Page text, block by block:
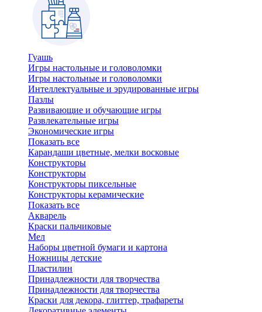
Гуашь
Игры настольные и головоломки
Игры настольные и головоломки
Интеллектуальные и эрудированные игры
Пазлы
Развивающие и обучающие игры
Развлекательные игры
Экономические игры
Показать все
Карандаши цветные, мелки восковые
Конструкторы
Конструкторы
Конструкторы пиксельные
Конструкторы керамические
Показать все
Акварель
Краски пальчиковые
Мел
Наборы цветной бумаги и картона
Ножницы детские
Пластилин
Принадлежности для творчества
Принадлежности для творчества
Краски для декора, глиттер, трафареты